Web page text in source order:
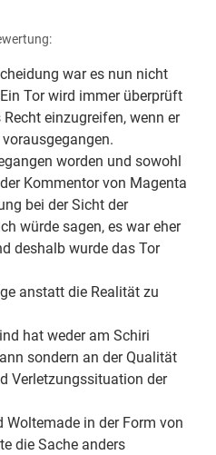
war es nun nicht
Tor wird immer überprüft
einzugreifen, wenn er
worden und sowohl
Kommentor von Magenta
bei der Sicht der
würde sagen, es war eher
deshalb wurde das Tor
anstatt die Realität zu
hat weder am Schiri
sondern an der Qualität
Verletzungssituation der
in der Form von
die Sache anders